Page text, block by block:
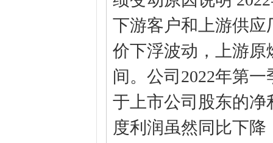
下游客户和上游供
价下浮波动，上游
间。公司2022年第
于上市公司股东的净
度利润虽然同比下